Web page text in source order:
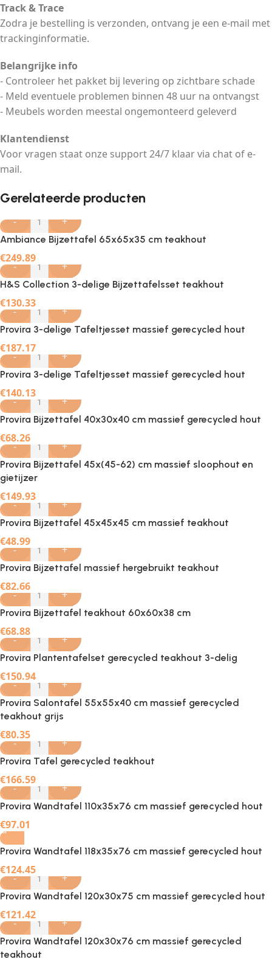
Track & Trace
Zodra je bestelling is verzonden, ontvang je een e-mail met
trackinginformatie.
Belangrijke info
- Controleer het pakket bij levering op zichtbare schade
- Meld eventuele problemen binnen 48 uur na ontvangst
- Meubels worden meestal ongemonteerd geleverd
Klantendienst
Voor vragen staat onze support 24/7 klaar via chat of e-
mail.
Gerelateerde producten
- +
Ambiance Bijzettafel 65x65x35 cm teakhout
€249.89
- +
H&S Collection 3-delige Bijzettafelsset teakhout
€130.33
- +
Provira 3-delige Tafeltjesset massief gerecycled hout
€187.17
- +
Provira 3-delige Tafeltjesset massief gerecycled hout
€140.13
- +
Provira Bijzettafel 40x30x40 cm massief gerecycled hout
€68.26
- +
Provira Bijzettafel 45x(45-62) cm massief sloophout en
gietijzer
€149.93
- +
Provira Bijzettafel 45x45x45 cm massief teakhout
€48.99
- +
Provira Bijzettafel massief hergebruikt teakhout
€82.66
- +
Provira Bijzettafel teakhout 60x60x38 cm
€68.88
- +
Provira Plantentafelset gerecycled teakhout 3-delig
€150.94
- +
Provira Salontafel 55x55x40 cm massief gerecycled
teakhout grijs
€80.35
- +
Provira Tafel gerecycled teakhout
€166.59
- +
Provira Wandtafel 110x35x76 cm massief gerecycled hout
€97.01
Provira Wandtafel 118x35x76 cm massief gerecycled hout
€124.45
- +
Provira Wandtafel 120x30x75 cm massief gerecycled hout
€121.42
- +
Provira Wandtafel 120x30x76 cm massief gerecycled
teakhout